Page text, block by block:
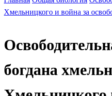
Хмельницкого и война за
богдана